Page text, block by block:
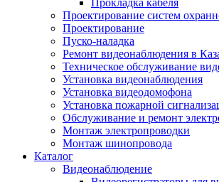
Прокладка кабеля
Проектирование систем
Проектирование
Пуско-наладка
Ремонт видеонаблюдения в
Техническое обслуживание
Установка видеонаблюдения
Установка видеодомофона
Установка пожарной
Обслуживание и ремонт
Монтаж электропроводки
Монтаж шинопровода
Каталог
Видеонаблюдение